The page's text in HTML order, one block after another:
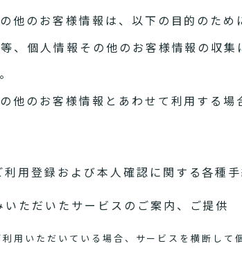
他のお客様情報は、以下の目的のため
、個人情報その他のお客様情報の収
他のお客様情報とあわせて利用する場
用登録および本人確認に関する各種手
ただいたサービスのご案内、ご提供
用いただいている場合、サービスを横断して